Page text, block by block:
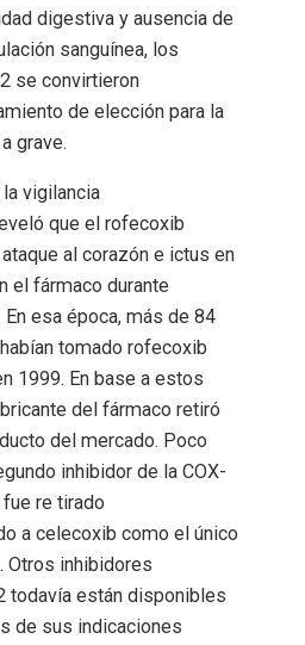
digestiva y ausencia de
sanguínea, los
se convirtieron
de elección para la
grave.
vigilancia
que el rofecoxib
al corazón e ictus en
el fármaco durante
esa época, más de 84
tomado rofecoxib
1999. En base a estos
del fármaco retiró
del mercado. Poco
inhibidor de la COX-
re tirado
a celecoxib como el único
Otros inhibidores
todavía están disponibles
de sus indicaciones